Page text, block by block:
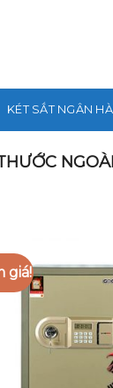
KÉT SẮT NGÂN
NGOÀI
giá!